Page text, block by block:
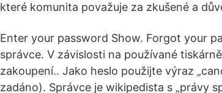
které komunita považuje za zkušené a
Enter your password Show. Forgot your
správce. V závislosti na používané
zakoupení.. Jako heslo použijte výraz
zadáno). Správce je wikipedista s „právy